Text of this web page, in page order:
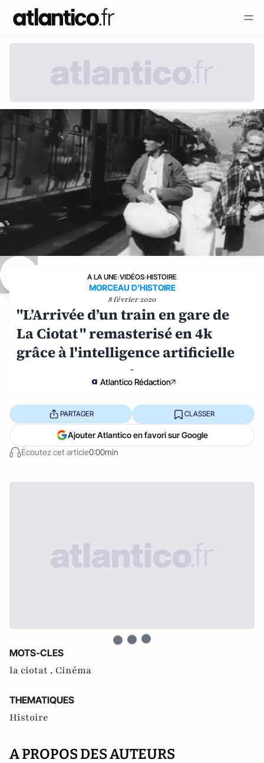
A LA UNE›VIDÉOS›HISTOIRE
MORCEAU D'HISTOIRE
8 février 2020
"L’Arrivée d’un train en gare de
La Ciotat " remasterisé en 4k
grâce à l'intelligence artificielle
-
Atlantico Rédaction
Écoutez cet article0:00min
PARTAGER CLASSER
Ajouter Atlantico en favori sur Google
MOTS-CLES
la ciotat , Cinéma
THEMATIQUES
Histoire
A PROPOS DES AUTEURS